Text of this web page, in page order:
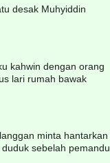
desak Muhyiddin
kahwin dengan orang
lari rumah bawak
minta hantarkan
sebelah pemandu